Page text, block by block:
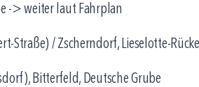
-> weiter laut Fahrplan
Straße) / Zscherndorf, Lieselotte-
Bitterfeld, Deutsche Grube